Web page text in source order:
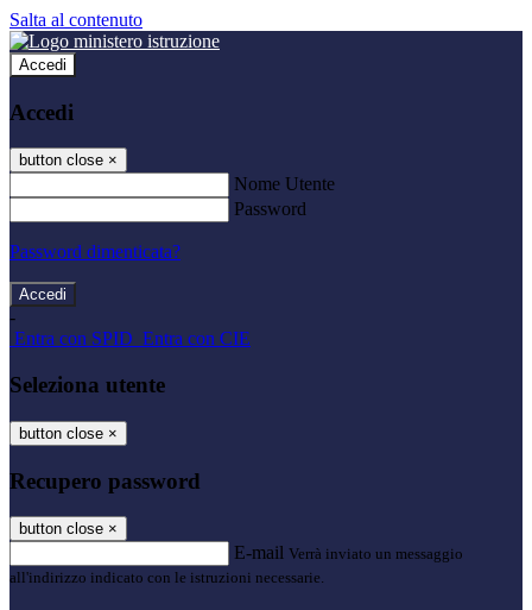
Salta al contenuto
Accedi
Accedi
button close ×
Nome Utente
Password
Password dimenticata?
-
Entra con SPID Entra con CIE
Seleziona utente
button close ×
Recupero password
button close ×
E-mail Verrà inviato un messaggio
all'indirizzo indicato con le istruzioni necessarie.